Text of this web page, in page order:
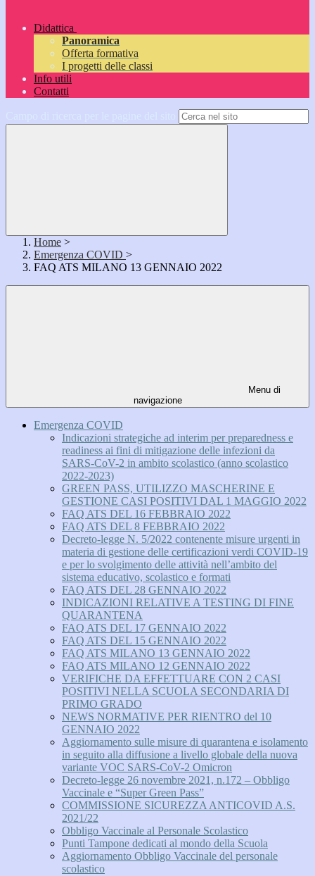
Didattica
Panoramica
Offerta formativa
I progetti delle classi
Info utili
Contatti
Home >
Emergenza COVID >
FAQ ATS MILANO 13 GENNAIO 2022
Menu di
navigazione
Emergenza COVID
Indicazioni strategiche ad interim per preparedness e
readiness ai fini di mitigazione delle infezioni da
SARS-CoV-2 in ambito scolastico (anno scolastico
2022-2023)
GREEN PASS, UTILIZZO MASCHERINE E
GESTIONE CASI POSITIVI DAL 1 MAGGIO 2022
FAQ ATS DEL 16 FEBBRAIO 2022
FAQ ATS DEL 8 FEBBRAIO 2022
Decreto-legge N. 5/2022 contenente misure urgenti in
materia di gestione delle certificazioni verdi COVID-19
e per lo svolgimento delle attività nell’ambito del
sistema educativo, scolastico e formati
FAQ ATS DEL 28 GENNAIO 2022
INDICAZIONI RELATIVE A TESTING DI FINE
QUARANTENA
FAQ ATS DEL 17 GENNAIO 2022
FAQ ATS DEL 15 GENNAIO 2022
FAQ ATS MILANO 13 GENNAIO 2022
FAQ ATS MILANO 12 GENNAIO 2022
VERIFICHE DA EFFETTUARE CON 2 CASI
POSITIVI NELLA SCUOLA SECONDARIA DI
PRIMO GRADO
NEWS NORMATIVE PER RIENTRO del 10
GENNAIO 2022
Aggiornamento sulle misure di quarantena e isolamento
in seguito alla diffusione a livello globale della nuova
variante VOC SARS-CoV-2 Omicron
Decreto-legge 26 novembre 2021, n.172 – Obbligo
Vaccinale e “Super Green Pass”
COMMISSIONE SICUREZZA ANTICOVID A.S.
2021/22
Obbligo Vaccinale al Personale Scolastico
Punti Tampone dedicati al mondo della Scuola
Aggiornamento Obbligo Vaccinale del personale
scolastico